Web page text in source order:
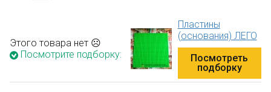
Этого товара нет ☹
Посмотрите подборку:
Пластины
(основания) ЛЕГО
Посмотреть
подборку